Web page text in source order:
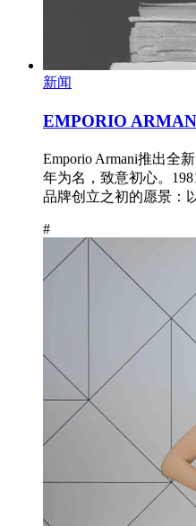
新闻
EMPORIO
Emporio Armani推出全
年为名，致意初心。
品牌创立之初的愿景：
#